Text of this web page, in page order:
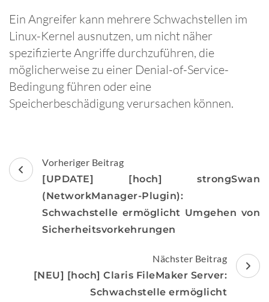
Ein Angreifer kann mehrere Schwachstellen im
Linux-Kernel ausnutzen, um nicht näher
spezifizierte Angriffe durchzuführen, die
möglicherweise zu einer Denial-of-Service-
Bedingung führen oder eine
Speicherbeschädigung verursachen können.
Beitragsnavigation
Vorheriger Beitrag
[UPDATE] [hoch] strongSwan
(NetworkManager-Plugin):
Schwachstelle ermöglicht Umgehen von
Sicherheitsvorkehrungen
Nächster Beitrag
[NEU] [hoch] Claris FileMaker Server:
Schwachstelle ermöglicht